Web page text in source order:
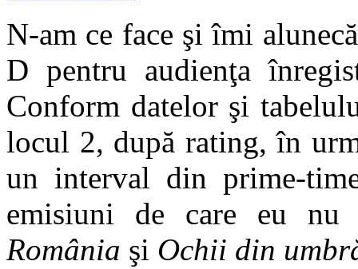
N-am ce face şi îmi
D pentru audienţa
Conform datelor şi
locul 2, după rating, în
un interval din prime-
emisiuni de care eu
România şi Ochii din